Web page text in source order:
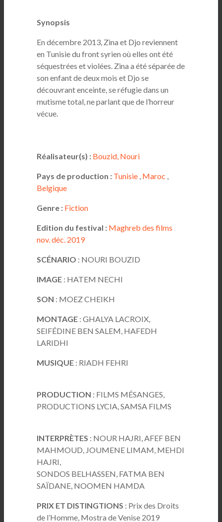
Synopsis
En décembre 2013, Zina et Djo reviennent
en Tunisie du front syrien où elles ont été
séquestrées et violées. Zina a été séparée de
son enfant de deux mois et Djo se
découvrant enceinte, se réfugie dans un
mutisme total, ne parlant que de l’horreur
vécue.
Réalisateur(s) : Bouzid, Nouri
Pays de production : Tunisie , Maroc ,
Belgique
Genre : Fiction
Edition du festival : Maghreb des films
nov. déc. 2019
SCÉNARIO : NOURI BOUZID
IMAGE : HATEM NECHI
SON : MOEZ CHEIKH
MONTAGE : GHALYA LACROIX,
SEIFÉDINE BEN SALEM, HAFEDH
LARIDHI
MUSIQUE : RIADH FEHRI
PRODUCTION : FILMS MÉSANGES,
PRODUCTIONS LYCIA, SAMSA FILMS
INTERPRÈTES : NOUR HAJRI, AFEF BEN
MAHMOUD, JOUMENE LIMAM, MEHDI
HAJRI,
SONDOS BELHASSEN, FATMA BEN
SAÏDANE, NOOMEN HAMDA
PRIX ET DISTINGTIONS : Prix des Droits
de l’Homme, Mostra de Venise 2019